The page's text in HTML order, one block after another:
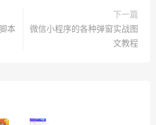
本
下一篇
微信小程序的各种弹窗实战图
文教程